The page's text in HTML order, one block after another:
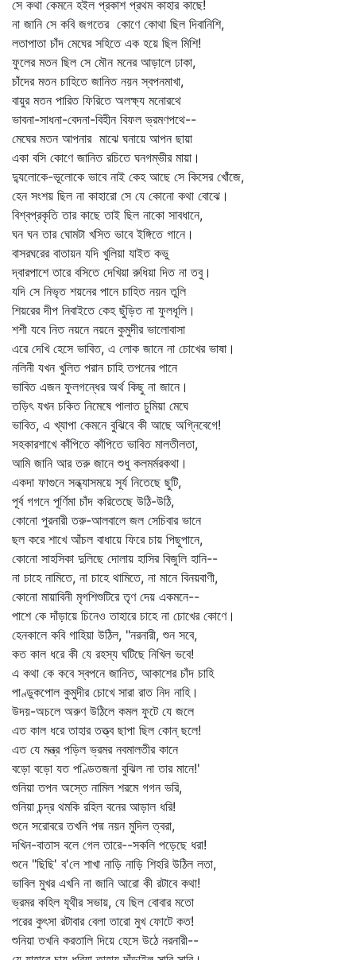
সে কথা কেমনে হইল প্রকাশ প্রথম কাহার কাছে!
না জানি সে কবি জগতের কোণে কোথা ছিল দিবানিশি,
লতাপাতা চাঁদ মেঘের সহিতে এক হয়ে ছিল মিশি!
ফুলের মতন ছিল সে মৌন মনের আড়ালে ঢাকা,
চাঁদের মতন চাহিতে জানিত নয়ন স্বপনমাখা,
বায়ুর মতন পারিত ফিরিতে অলক্ষ্য মনোরথে
ভাবনা-সাধনা-বেদনা-বিহীন বিফল ভ্রমণপথে--
মেঘের মতন আপনার মাঝে ঘনায়ে আপন ছায়া
একা বসি কোণে জানিত রচিতে ঘনগম্ভীর মায়া।
দ্যুলোকে-ভূলোকে ভাবে নাই কেহ আছে সে কিসের খোঁজে,
হেন সংশয় ছিল না কাহারো সে যে কোনো কথা বোঝে।
বিশ্বপ্রকৃতি তার কাছে তাই ছিল নাকো সাবধানে,
ঘন ঘন তার ঘোমটা খসিত ভাবে ইঙ্গিতে গানে।
বাসরঘরের বাতায়ন যদি খুলিয়া যাইত কভু
দ্বারপাশে তারে বসিতে দেখিয়া রুধিয়া দিত না তবু।
যদি সে নিভৃত শয়নের পানে চাহিত নয়ন তুলি
শিয়রের দীপ নিবাইতে কেহ ছুঁড়িত না ফুলধূলি।
শশী যবে নিত নয়নে নয়নে কুমুদীর ভালোবাসা
এরে দেখি হেসে ভাবিত, এ লোক জানে না চোখের ভাষা।
নলিনী যখন খুলিত পরান চাহি তপনের পানে
ভাবিত এজন ফুলগন্ধের অর্থ কিছু না জানে।
তড়িৎ যখন চকিত নিমেষে পালাত চুমিয়া মেঘে
ভাবিত, এ খ্যাপা কেমনে বুঝিবে কী আছে অগ্নিবেগে!
সহকারশাখে কাঁপিতে কাঁপিতে ভাবিত মালতীলতা,
আমি জানি আর তরু জানে শুধু কলমর্মরকথা।
একদা ফাগুনে সন্ধ্যাসময়ে সূর্য নিতেছে ছুটি,
পূর্ব গগনে পূর্ণিমা চাঁদ করিতেছে উঠি-উঠি,
কোনো পুরনারী তরু-আলবালে জল সেচিবার ভানে
ছল করে শাখে আঁচল বাধায়ে ফিরে চায় পিছুপানে,
কোনো সাহসিকা দুলিছে দোলায় হাসির বিজুলি হানি--
না চাহে নামিতে, না চাহে থামিতে, না মানে বিনয়বাণী,
কোনো মায়াবিনী মৃগশিশুটিরে তৃণ দেয় একমনে--
পাশে কে দাঁড়ায়ে চিনেও তাহারে চাহে না চোখের কোণে।
হেনকালে কবি গাহিয়া উঠিল, "নরনারী, শুন সবে,
কত কাল ধরে কী যে রহস্য ঘটিছে নিখিল ভবে!
এ কথা কে কবে স্বপনে জানিত, আকাশের চাঁদ চাহি
পাণ্ডুকপোল কুমুদীর চোখে সারা রাত নিদ নাহি।
উদয়-অচলে অরুণ উঠিলে কমল ফুটে যে জলে
এত কাল ধরে তাহার তত্ত্ব ছাপা ছিল কোন্‌ ছলে!
এত যে মন্ত্র পড়িল ভ্রমর নবমালতীর কানে
বড়ো বড়ো যত পণ্ডিতজনা বুঝিল না তার মানে!'
শুনিয়া তপন অস্তে নামিল শরমে গগন ভরি,
শুনিয়া চন্দ্র থমকি রহিল বনের আড়াল ধরি!
শুনে সরোবরে তখনি পদ্ম নয়ন মুদিল ত্বরা,
দখিন-বাতাস বলে গেল তারে--সকলি পড়েছে ধরা!
শুনে "ছিছি' ব'লে শাখা নাড়ি নাড়ি শিহরি উঠিল লতা,
ভাবিল মুখর এখনি না জানি আরো কী রটাবে কথা!
ভ্রমর কহিল যূথীর সভায়, যে ছিল বোবার মতো
পরের কুৎসা রটাবার বেলা তারো মুখ ফোটে কত!
শুনিয়া তখনি করতালি দিয়ে হেসে উঠে নরনারী--